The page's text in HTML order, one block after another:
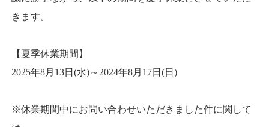
きます。
【夏季休業期間】
2025年8月13日(水)～2024年8月17日(日)
※休業期間中にお問い合わせいただきました件に関して